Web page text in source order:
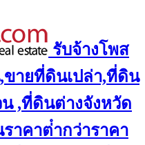
รับจ้างโพส
ขายที่ดินเปล่า,ที่ดิน
,ที่ดินต่างจังหวัด
าคาต่ํากว่าราคา